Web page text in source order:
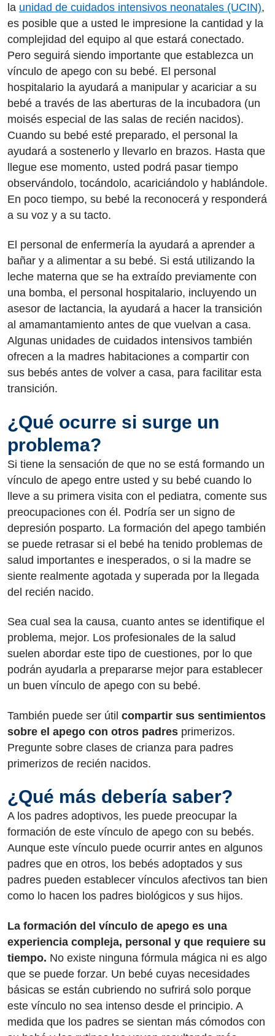
la unidad de cuidados intensivos neonatales (UCIN),
es posible que a usted le impresione la cantidad y la
complejidad del equipo al que estará conectado.
Pero seguirá siendo importante que establezca un
vínculo de apego con su bebé. El personal
hospitalario la ayudará a manipular y acariciar a su
bebé a través de las aberturas de la incubadora (un
moisés especial de las salas de recién nacidos).
Cuando su bebé esté preparado, el personal la
ayudará a sostenerlo y llevarlo en brazos. Hasta que
llegue ese momento, usted podrá pasar tiempo
observándolo, tocándolo, acariciándolo y hablándole.
En poco tiempo, su bebé la reconocerá y responderá
a su voz y a su tacto.
El personal de enfermería la ayudará a aprender a
bañar y a alimentar a su bebé. Si está utilizando la
leche materna que se ha extraído previamente con
una bomba, el personal hospitalario, incluyendo un
asesor de lactancia, la ayudará a hacer la transición
al amamantamiento antes de que vuelvan a casa.
Algunas unidades de cuidados intensivos también
ofrecen a la madres habitaciones a compartir con
sus bebés antes de volver a casa, para facilitar esta
transición.
¿Qué ocurre si surge un
problema?
Si tiene la sensación de que no se está formando un
vínculo de apego entre usted y su bebé cuando lo
lleve a su primera visita con el pediatra, comente sus
preocupaciones con él. Podría ser un signo de
depresión posparto. La formación del apego también
se puede retrasar si el bebé ha tenido problemas de
salud importantes e inesperados, o si la madre se
siente realmente agotada y superada por la llegada
del recién nacido.
Sea cual sea la causa, cuanto antes se identifique el
problema, mejor. Los profesionales de la salud
suelen abordar este tipo de cuestiones, por lo que
podrán ayudarla a prepararse mejor para establecer
un buen vínculo de apego con su bebé.
También puede ser útil compartir sus sentimientos
sobre el apego con otros padres primerizos.
Pregunte sobre clases de crianza para padres
primerizos de recién nacidos.
¿Qué más debería saber?
A los padres adoptivos, les puede preocupar la
formación de este vínculo de apego con su bebés.
Aunque este vínculo puede ocurrir antes en algunos
padres que en otros, los bebés adoptados y sus
padres pueden establecer vínculos afectivos tan bien
como lo hacen los padres biológicos y sus hijos.
La formación del vínculo de apego es una
experiencia compleja, personal y que requiere su
tiempo. No existe ninguna fórmula mágica ni es algo
que se puede forzar. Un bebé cuyas necesidades
básicas se están cubriendo no sufrirá solo porque
este vínculo no sea intenso desde el principio. A
medida que los padres se sientan más cómodos con